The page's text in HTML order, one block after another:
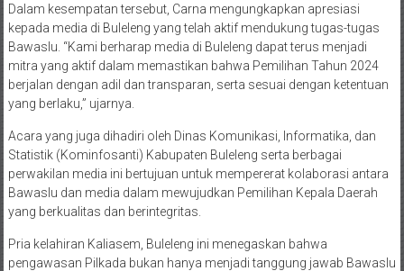
Dalam kesempatan tersebut, Carna mengungkapkan apresiasi
kepada media di Buleleng yang telah aktif mendukung tugas-tugas
Bawaslu. “Kami berharap media di Buleleng dapat terus menjadi
mitra yang aktif dalam memastikan bahwa Pemilihan Tahun 2024
berjalan dengan adil dan transparan, serta sesuai dengan ketentuan
yang berlaku,” ujarnya.
Acara yang juga dihadiri oleh Dinas Komunikasi, Informatika, dan
Statistik (Kominfosanti) Kabupaten Buleleng serta berbagai
perwakilan media ini bertujuan untuk mempererat kolaborasi antara
Bawaslu dan media dalam mewujudkan Pemilihan Kepala Daerah
yang berkualitas dan berintegritas.
Pria kelahiran Kaliasem, Buleleng ini menegaskan bahwa
pengawasan Pilkada bukan hanya menjadi tanggung jawab Bawaslu